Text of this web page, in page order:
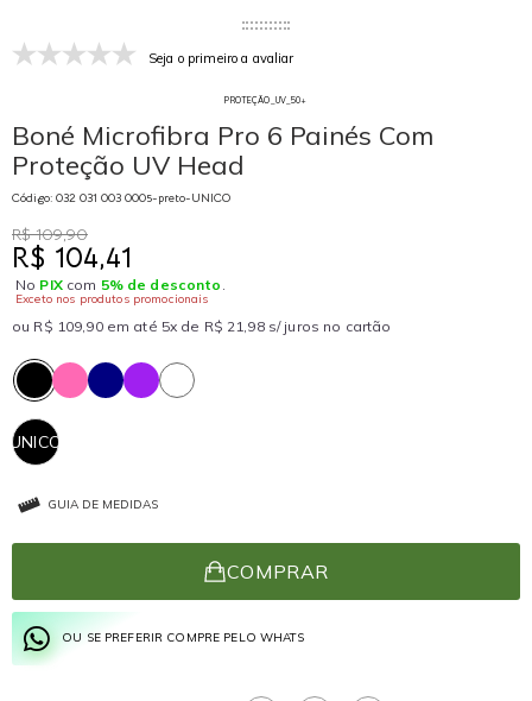
Seja o primeiro a avaliar
PROTEÇÃO_UV_50+
Boné Microfibra Pro 6 Painés Com
Proteção UV Head
Código: 032 031 003 0005-preto-UNICO
R$ 109,90
R$ 104,41
No PIXcom 5% de desconto .
Exceto nos produtos promocionais
ou R$ 109,90 em até 5x de R$ 21,98 s/ juros no cartão
UNICO
GUIA DE MEDIDAS
COMPRAR
OU SE PREFERIR COMPRE PELO WHATS